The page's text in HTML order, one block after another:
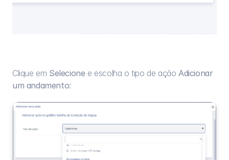
Clique em Selecione e escolha o tipo de ação Adicionar
um andamento: